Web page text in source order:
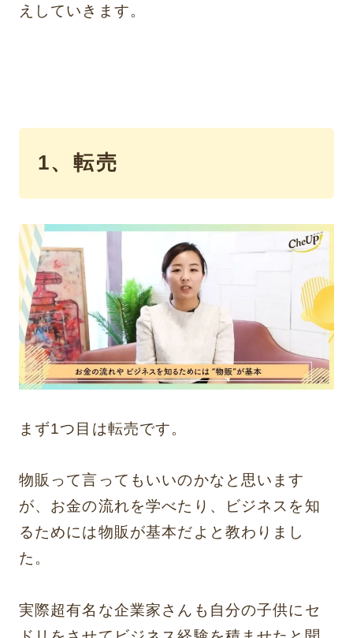
えしていきます。
1、転売
まず1つ目は転売です。
物販って言ってもいいのかなと思います
が、お金の流れを学べたり、ビジネスを知
るためには物販が基本だよと教わりまし
た。
実際超有名な企業家さんも自分の子供にセ